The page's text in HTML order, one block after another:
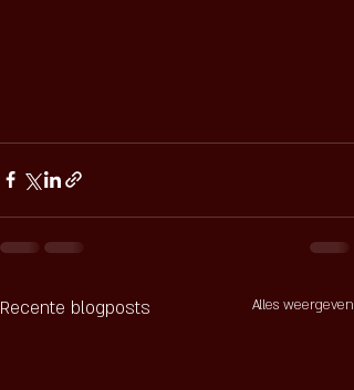
Recente blogposts Alles weergeven